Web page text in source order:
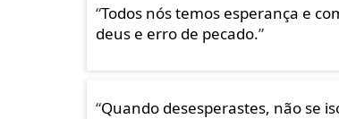
“Todos nós temos esperança e
deus e erro de pecado.”
“Quando desesperastes, não se